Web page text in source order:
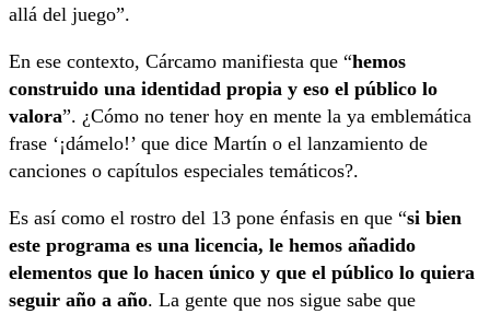
allá del juego”.
En ese contexto, Cárcamo manifiesta que “hemos
construido una identidad propia y eso el público lo
valora”. ¿Cómo no tener hoy en mente la ya emblemática
frase ‘¡dámelo!’ que dice Martín o el lanzamiento de
canciones o capítulos especiales temáticos?.
Es así como el rostro del 13 pone énfasis en que “si bien
este programa es una licencia, le hemos añadido
elementos que lo hacen único y que el público lo quiera
seguir año a año. La gente que nos sigue sabe que